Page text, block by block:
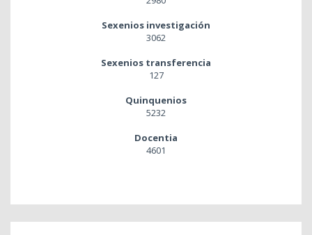
Sexenios investigación
3062
Sexenios transferencia
127
Quinquenios
5232
Docentia
4601